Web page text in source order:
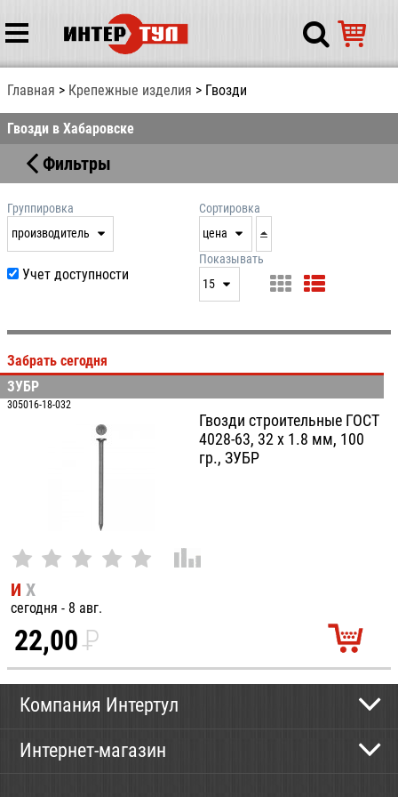
Главная Крепежные изделия Гвозди
Гвозди в Хабаровске
Фильтры
Группировка
производитель
производитель
Сортировка
цена
дата
цена
артикул
Учет доступности
Показывать
15
25
Забрать сегодня
ЗУБР
305016-18-032
Гвозди строительные ГОСТ
4028-63, 32 х 1.8 мм, 100
гр., ЗУБР
И Х
сегодня - 8 авг.
22,00P
УБ.
Компания Интертул
Новости
Интернет-магазин